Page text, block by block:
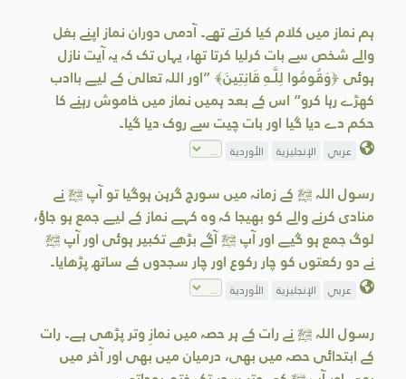
ہم نماز میں کلام کیا کرتے تھے۔ آدمی دوران نماز اپنے بغل
والے شخص سے بات کرلیا کرتا تھا، یہاں تک کہ یہ آیت نازل
ہوئی ﴿وَقُومُوا لِلَّـهِ قَانِتِينَ﴾ ”اور اللہ تعالیٰ کے لیے باادب
کھڑے رہا کرو“ اس کے بعد ہمیں نماز میں خاموش رہنے کا
حکم دے دیا گیا اور بات چیت سے روک دیا گیا۔
عربي الإنجليزية الأوردية
رسول اللہ ﷺ کے زمانہ میں سورج گرہن ہوگیا تو آپ ﷺ نے
منادی کرنے والے کو بھیجا کہ وہ کہے نماز کے لیے جمع ہو جاؤ،
لوگ جمع ہو گیے اور آپ ﷺ آگے بڑھے تکبیر ہوئی اور آپ ﷺ
نے دو رکعتوں کو چار رکوع اور چار سجدوں کے ساتھ پڑھایا۔
عربي الإنجليزية الأوردية
رسول اللہ ﷺ نے رات کے ہر حصہ میں نمازِ وتر پڑھی ہے۔ رات
کے ابتدائی حصہ میں بھی، درمیان میں بھی اور آخر میں